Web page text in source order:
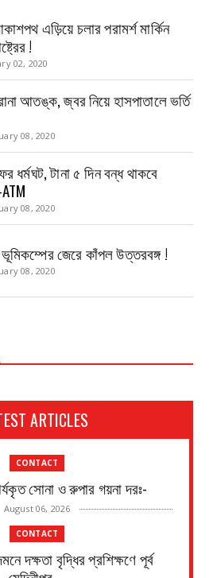
এড়িয়ে চলার পরামর্শ মার্কিন
!
02, 2020
আতঙ্ক, জ্বর নিয়ে হাসপাতালে ভর্তি
08, 2020
ধর্মঘট, টানা ৫ দিন বন্ধ থাকবে
08, 2020
জেরে কাঁপল উত্তরবঙ্গ !
08, 2020
ARTICLES
CONTACT
সোনা ও রুপার গয়না দরঃ-
August 06, 2026
CONTACT
দক্ষতা বৃদ্ধির প্রশিক্ষণে পূর্ব